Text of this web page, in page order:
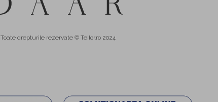
Toate drepturile rezervate © Teilor.ro 2024